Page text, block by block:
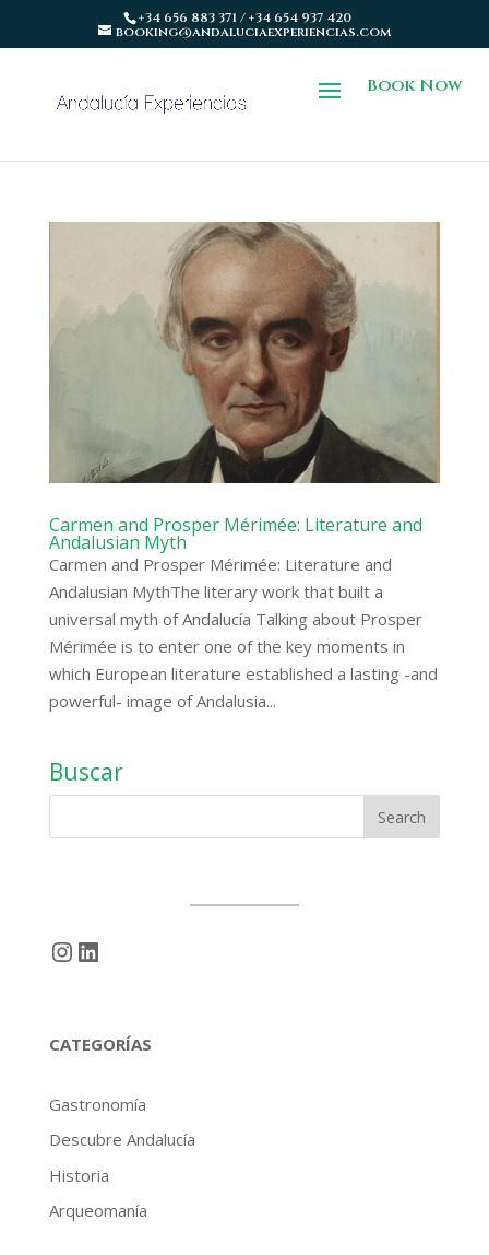
+34 656 883 371 / +34 654 937 420
booking@andaluciaexperiencias.com
Book Now
Carmen and Prosper Mérimée: Literature and
Andalusian Myth
Carmen and Prosper Mérimée: Literature and
Andalusian MythThe literary work that built a
universal myth of Andalucía Talking about Prosper
Mérimée is to enter one of the key moments in
which European literature established a lasting -and
powerful- image of Andalusia...
Buscar
Instagram
LinkedIn
CATEGORÍAS
Gastronomía
Descubre Andalucía
Historia
Arqueomanía